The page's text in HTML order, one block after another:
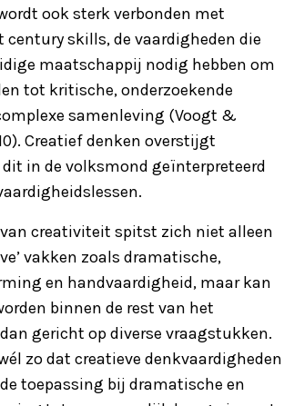
ook sterk verbonden met
century skills, de vaardigheden die
maatschappij nodig hebben om
tot kritische, onderzoekende
samenleving (Voogt &
Creatief denken overstijgt
in de volksmond geïnterpreteerd
creativiteit spitst zich niet alleen
vakken zoals dramatische,
en handvaardigheid, maar kan
binnen de rest van het
gericht op diverse vraagstukken.
zo dat creatieve denkvaardigheden
toepassing bij dramatische en